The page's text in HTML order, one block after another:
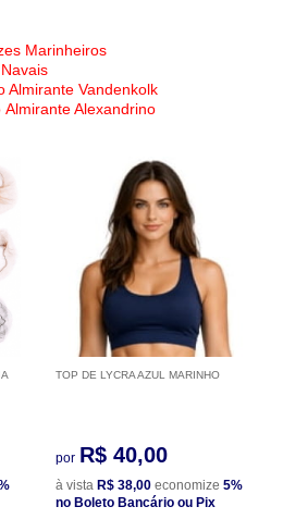
Marinheiros
Almirante Vandenkolk
Alexandrino
TOP DE LYCRA AZUL MARINHO
por R$ 40,00
à vista R$ 38,00 economize 5%
no Boleto Bancário ou Pix